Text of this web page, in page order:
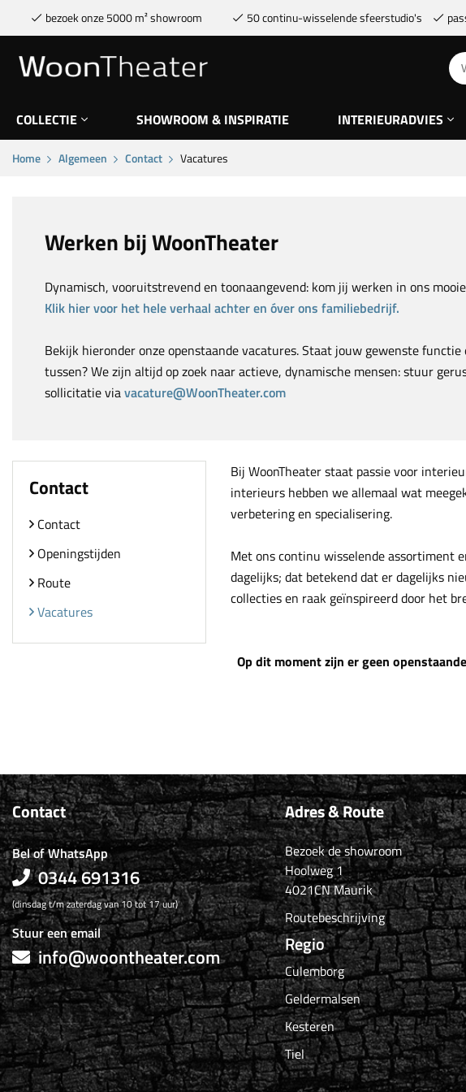
bezoek onze 5000 m² showroom 50 continu-wisselende sfeerstudio's
COLLECTIE SHOWROOM & INSPIRATIE INTERIEURADVIES
Home Algemeen Contact Vacatures
Werken bij WoonTheater
Dynamisch, vooruitstrevend en toonaangevend: kom jij werken in ons
Klik hier voor het hele verhaal achter en óver ons familiebedrijf.
Bekijk hieronder onze openstaande vacatures. Staat jouw gewenste
tussen? We zijn altijd op zoek naar actieve, dynamische mensen: stuur
sollicitatie viavacature@WoonTheater.com
Contact
Contact
Openingstijden
Route
Vacatures
Bij WoonTheater staat passie voor
interieurs hebben we allemaal wat
verbetering en specialisering.
Met ons continu wisselende assortiment
dagelijks; dat betekend dat er dagelijks
collecties en raak geïnspireerd door het
Op dit moment zijn er geen
Contact
Bel of WhatsApp
0344 691316
(dinsdag t/m zaterdag van 10 tot 17 uur)
Stuur een email
info@woontheater.com
Adres & Route
Bezoek de showroom
Hoolweg 1
4021CN Maurik
Routebeschrijving
Regio
Culemborg
Geldermalsen
Kesteren
Tiel